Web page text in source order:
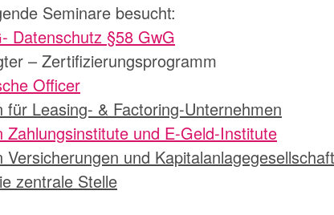
Seminare besucht:
Datenschutz §58 GwG
– Zertifizierungsprogramm
Officer
für Leasing- & Factoring-Unternehmen
Zahlungsinstitute und E-Geld-Institute
und
zentrale Stelle